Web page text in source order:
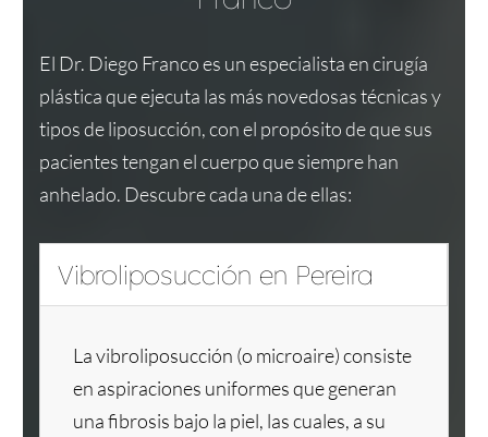
El Dr. Diego Franco es un especialista en cirugía
plástica que ejecuta las más novedosas técnicas y
tipos de liposucción, con el propósito de que sus
pacientes tengan el cuerpo que siempre han
anhelado. Descubre cada una de ellas:
Vibroliposucción en Pereira
La vibroliposucción (o microaire) consiste
en aspiraciones uniformes que generan
una fibrosis bajo la piel, las cuales, a su